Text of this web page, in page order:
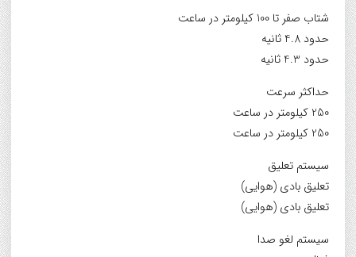
شتاب صفر تا 100 کیلومتر در ساعت
حدود 4.8 ثانیه
حدود 4.3 ثانیه
حداکثر سرعت
250 کیلومتر در ساعت
250 کیلومتر در ساعت
سیستم تعلیق
تعلیق بادی (هوایی)
تعلیق بادی (هوایی)
سیستم لغو صدا